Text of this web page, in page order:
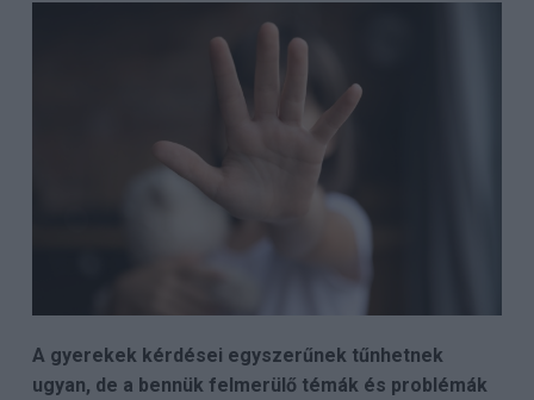
A gyerekek kérdései egyszerűnek tűnhetnek
ugyan, de a bennük felmerülő témák és problémák